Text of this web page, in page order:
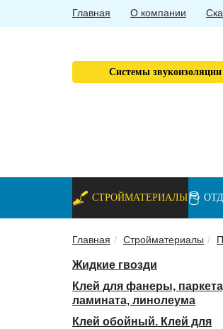
СТРОЙМАТЕРИАЛЫ
Главная О компании
Системы звукоизоляции
Главная Стройматериалы
Жидкие гвозди
Клей для фанеры,
ламината, линолеума
Клей обойный. Клей для